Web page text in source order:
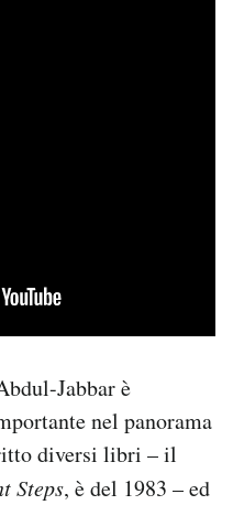
Jabbar è
nel panorama
diversi libri – il
Steps, è del 1983 – ed